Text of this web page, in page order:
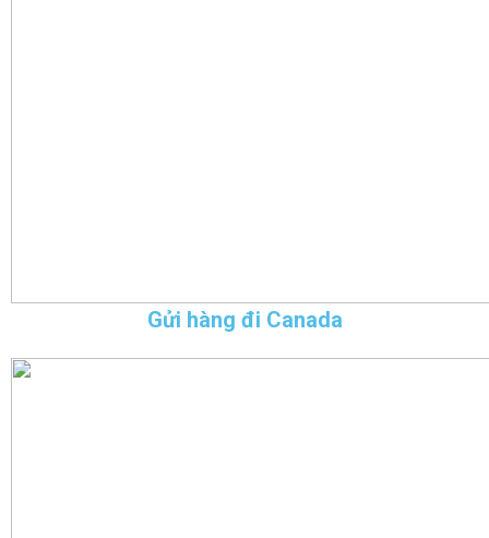
Gửi hàng đi Canada